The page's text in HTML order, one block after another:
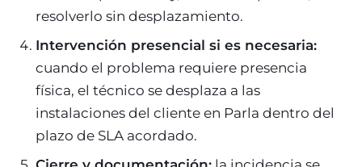
resolverlo sin desplazamiento.
Intervención presencial si es necesaria:
cuando el problema requiere presencia
física, el técnico se desplaza a las
instalaciones del cliente en Parla dentro del
plazo de SLA acordado.